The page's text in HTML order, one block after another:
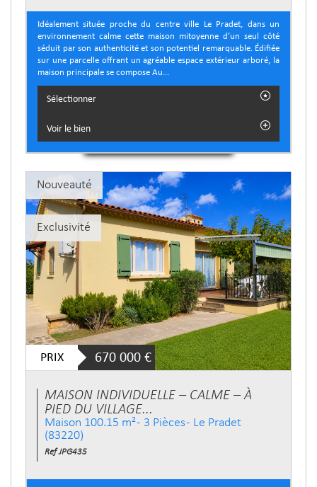
Idéalement située proche du centre ville Le Pradet, dans un
environnement calme cette maison mitoyenne d’un seul côté
séduit par son authenticité et son potentiel remarquable. Édifiée
sur une parcelle offrant un agréable espace extérieur arboré, la
maison principale se compose Au...
Sélectionner
Voir le bien
Exclusivité
Nouveauté
PRIX 670 000 €
MAISON INDIVIDUELLE – CALME – À
PIED DU VILLAGE...
Maison 100.15 m² - 3 Pièces - Le Pradet
(83220)
Ref JPG435